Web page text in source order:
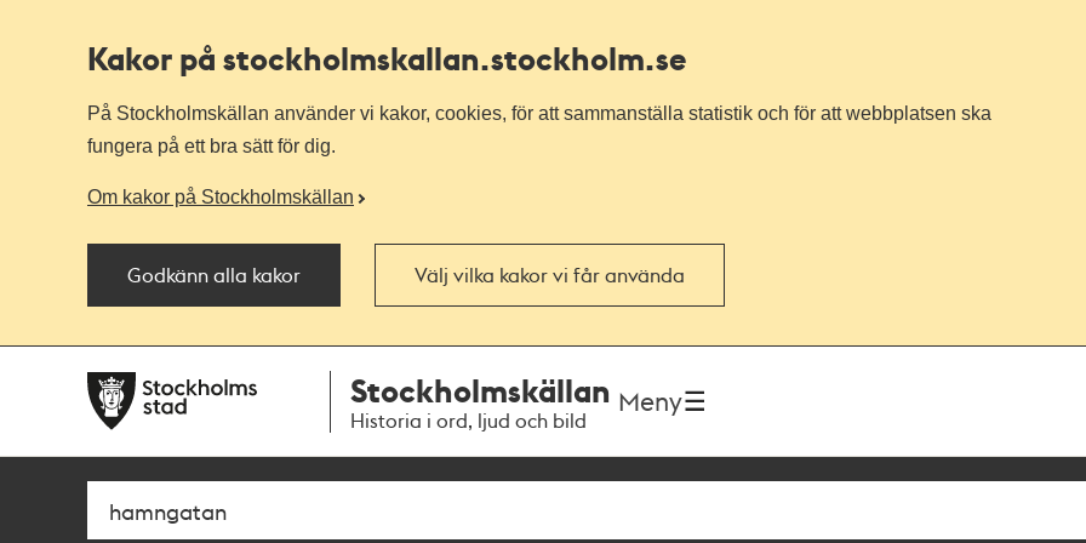
Kakor på stockholmskallan.stockholm.se
På Stockholmskällan använder vi kakor, cookies, för att sammanställa statistik och för att webbplatsen ska
fungera på ett bra sätt för dig.
Om kakor på Stockholmskällan
Godkänn alla kakor Välj vilka kakor vi får använda
navigationen
huvudinnehållet
Stockholmskällan
Historia i ord, ljud och bild
Meny
Sök